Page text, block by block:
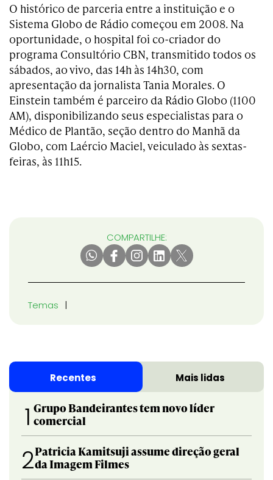
O histórico de parceria entre a instituição e o
Sistema Globo de Rádio começou em 2008. Na
oportunidade, o hospital foi co-criador do
programa Consultório CBN, transmitido todos os
sábados, ao vivo, das 14h às 14h30, com
apresentação da jornalista Tania Morales. O
Einstein também é parceiro da Rádio Globo (1100
AM), disponibilizando seus especialistas para o
Médico de Plantão, seção dentro do Manhã da
Globo, com Laércio Maciel, veiculado às sextas-
feiras, às 11h15.
COMPARTILHE:
Temas
Recentes Mais lidas
1 Grupo Bandeirantes tem novo líder
comercial
2Patricia Kamitsuji assume direção geral
da Imagem Filmes